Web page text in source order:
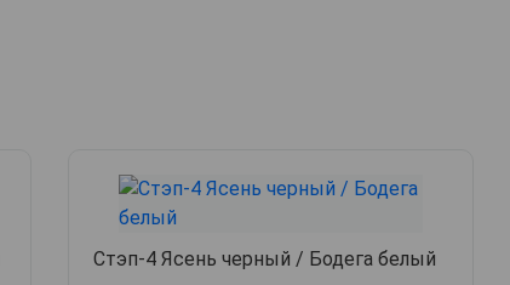
Стэп-4 Ясень черный / Бодега белый